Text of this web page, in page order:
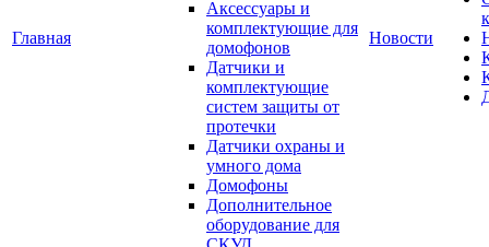
Главная
Аксессуары и
комплектующие для
домофонов
Датчики и
комплектующие
систем защиты от
протечки
Датчики охраны и
умного дома
Домофоны
Дополнительное
оборудование для
Новости